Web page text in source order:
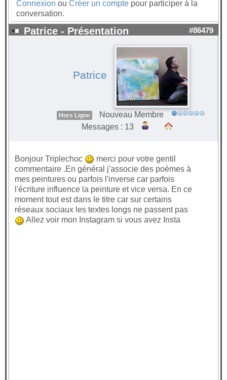
Connexion ou Créer un compte pour participer à la
conversation.
Patrice - Présentation #86479
Patrice
Hors Ligne
Nouveau Membre
Messages : 13
Bonjour Triplechoc
merci pour votre gentil
commentaire .En général j'associe des poèmes à
mes peintures ou parfois l'inverse car parfois
l'écriture influence la peinture et vice versa. En ce
moment tout est dans le titre car sur certains
réseaux sociaux les textes longs ne passent pas
Allez voir mon Instagram si vous avez Insta